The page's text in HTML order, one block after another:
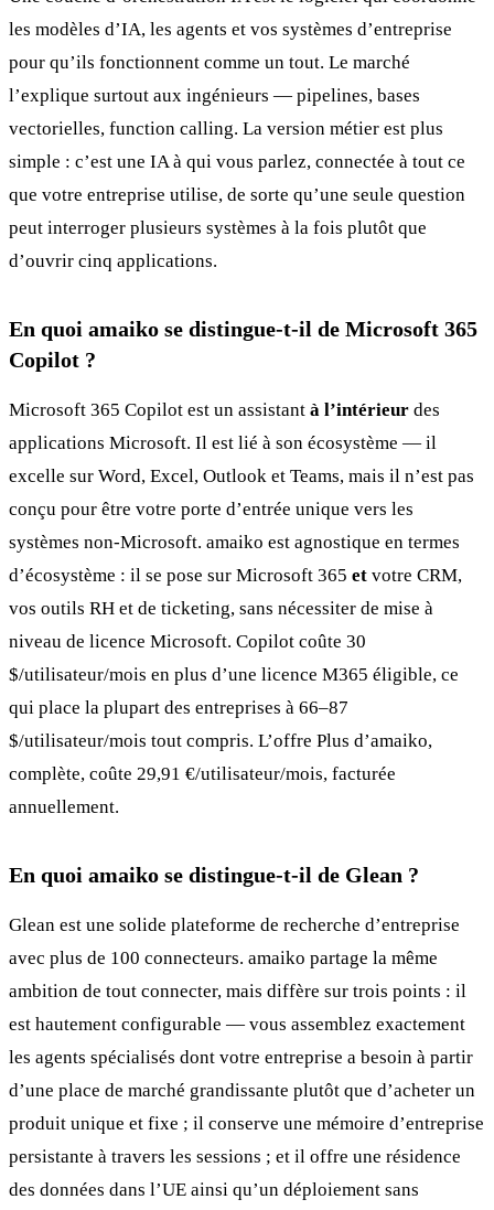
les modèles d’IA, les agents et vos systèmes d’entreprise
pour qu’ils fonctionnent comme un tout. Le marché
l’explique surtout aux ingénieurs — pipelines, bases
vectorielles, function calling. La version métier est plus
simple : c’est une IA à qui vous parlez, connectée à tout ce
que votre entreprise utilise, de sorte qu’une seule question
peut interroger plusieurs systèmes à la fois plutôt que
d’ouvrir cinq applications.
En quoi amaiko se distingue-t-il de Microsoft 365
Copilot ?
Microsoft 365 Copilot est un assistant à l’intérieur des
applications Microsoft. Il est lié à son écosystème — il
excelle sur Word, Excel, Outlook et Teams, mais il n’est pas
conçu pour être votre porte d’entrée unique vers les
systèmes non-Microsoft. amaiko est agnostique en termes
d’écosystème : il se pose sur Microsoft 365 et votre CRM,
vos outils RH et de ticketing, sans nécessiter de mise à
niveau de licence Microsoft. Copilot coûte 30
$/utilisateur/mois en plus d’une licence M365 éligible, ce
qui place la plupart des entreprises à 66–87
$/utilisateur/mois tout compris. L’offre Plus d’amaiko,
complète, coûte 29,91 €/utilisateur/mois, facturée
annuellement.
En quoi amaiko se distingue-t-il de Glean ?
Glean est une solide plateforme de recherche d’entreprise
avec plus de 100 connecteurs. amaiko partage la même
ambition de tout connecter, mais diffère sur trois points : il
est hautement configurable — vous assemblez exactement
les agents spécialisés dont votre entreprise a besoin à partir
d’une place de marché grandissante plutôt que d’acheter un
produit unique et fixe ; il conserve une mémoire d’entreprise
persistante à travers les sessions ; et il offre une résidence
des données dans l’UE ainsi qu’un déploiement sans